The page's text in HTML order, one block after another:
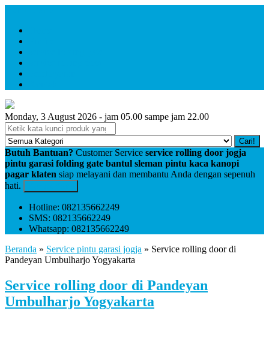
Monday, 3 August 2026 - jam 05.00 sampe jam 22.00
Cari!
Butuh Bantuan? Customer Service service rolling door jogja
pintu garasi folding gate bantul sleman pintu kaca kanopi
pagar klaten siap melayani dan membantu Anda dengan sepenuh
hati.
Hotline: 082135662249
SMS: 082135662249
Whatsapp: 082135662249
Beranda » Service pintu garasi jogja » Service rolling door di
Pandeyan Umbulharjo Yogyakarta
Service rolling door di Pandeyan
Umbulharjo Yogyakarta